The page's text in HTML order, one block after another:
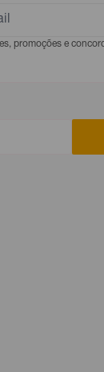
promoções e